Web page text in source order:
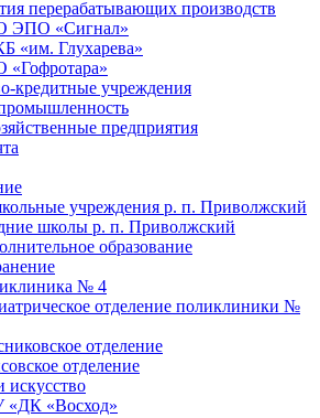
перерабатывающих производств
ЭПО «Сигнал»
«им. Глухарева»
кредитные учреждения
предприятия
учреждения р. п. Приволжский
школы р. п. Приволжский
образование
№ 4
отделение поликлиники №
отделение
отделение
искусство
«Восход»